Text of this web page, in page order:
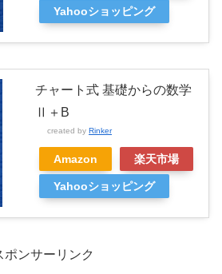
Yahooショッピング
チャート式 基礎からの数学
Ⅱ＋B
created by Rinker
Amazon 楽天市場
Yahooショッピング
ポンサーリンク